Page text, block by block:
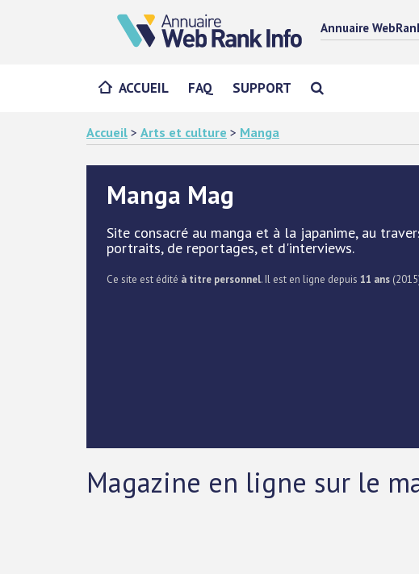
Annuaire
ACCUEIL FAQ SUPPORT
Accueil > Arts et culture > Manga
Manga Mag
Site consacré au manga et à la japanime, au
portraits, de reportages, et d'interviews.
Ce site est édité à titre personnel. Il est en ligne depuis 11 ans
Magazine en ligne sur le